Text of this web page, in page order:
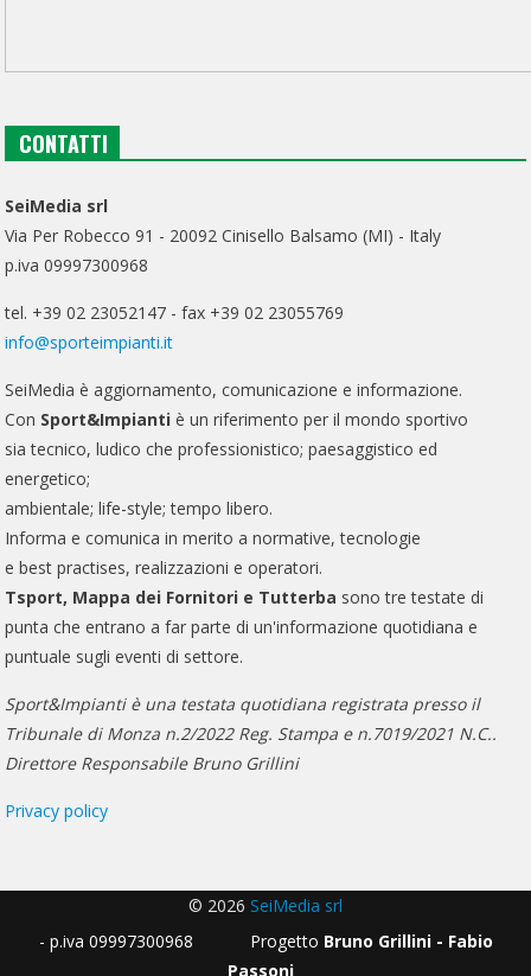
CONTATTI
SeiMedia srl
Via Per Robecco 91 - 20092 Cinisello Balsamo (MI) - Italy
p.iva 09997300968
tel. +39 02 23052147 - fax +39 02 23055769
info@sporteimpianti.it
SeiMedia è aggiornamento, comunicazione e informazione.
Con Sport&Impianti è un riferimento per il mondo sportivo
sia tecnico, ludico che professionistico; paesaggistico ed
energetico;
ambientale; life-style; tempo libero.
Informa e comunica in merito a normative, tecnologie
e best practises, realizzazioni e operatori.
Tsport, Mappa dei Fornitori e Tutterba sono tre testate di
punta che entrano a far parte di un'informazione quotidiana e
puntuale sugli eventi di settore.
Sport&Impianti è una testata quotidiana registrata presso il
Tribunale di Monza n.2/2022 Reg. Stampa e n.7019/2021 N.C..
Direttore Responsabile Bruno Grillini
Privacy policy
© 2026 SeiMedia srl
- p.iva 09997300968 Progetto Bruno Grillini - Fabio
Passoni